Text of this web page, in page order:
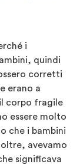
i
quindi
corretti
erano a
corpo fragile
essere molto
che i bambini
avevamo
significava